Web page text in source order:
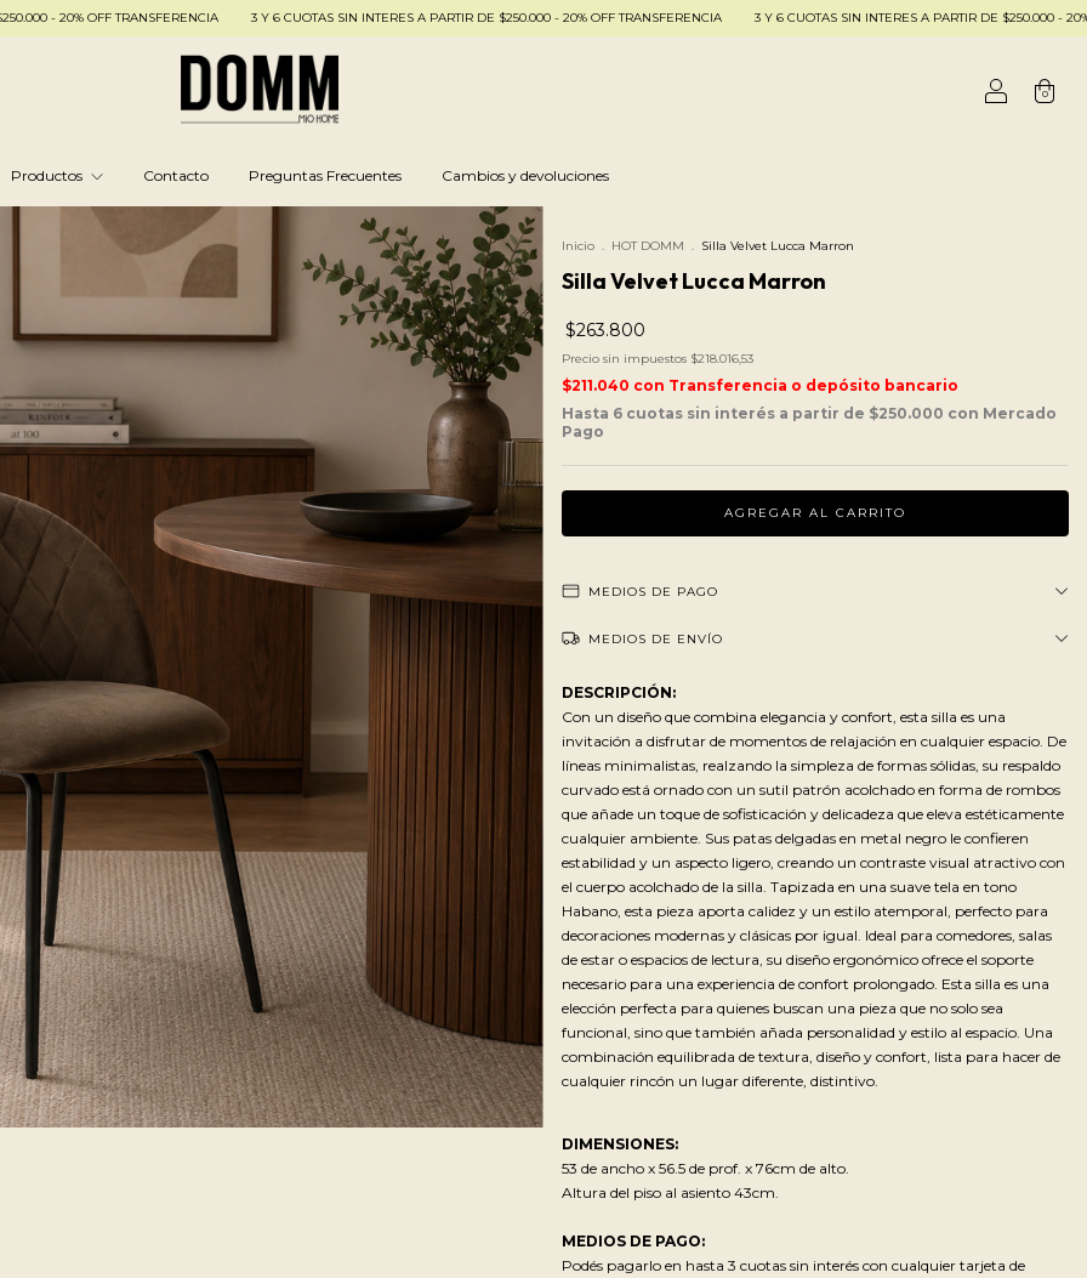
TRANSFERENCIA 3 Y 6 CUOTAS SIN INTERES A PARTIR DE $250.000 - 20% OFF TRANSFERENCIA 3 Y 6 CUOTAS SIN INTERES A PARTIR DE $250.000 - 20% OFF
0
Productos Contacto Preguntas Frecuentes Cambios y devoluciones
Inicio . HOT DOMM . Silla Velvet Lucca Marron
Silla Velvet Lucca Marron
$263.800
Precio sin impuestos $218.016,53
$211.040 con Transferencia o depósito bancario
MEDIOS DE PAGO
MEDIOS DE ENVÍO
DESCRIPCIÓN:
Con un diseño que combina elegancia y confort, esta silla es una
invitación a disfrutar de momentos de relajación en cualquier espacio. De
líneas minimalistas, realzando la simpleza de formas sólidas, su respaldo
curvado está ornado con un sutil patrón acolchado en forma de rombos
que añade un toque de sofisticación y delicadeza que eleva estéticamente
cualquier ambiente. Sus patas delgadas en metal negro le confieren
estabilidad y un aspecto ligero, creando un contraste visual atractivo con
el cuerpo acolchado de la silla. Tapizada en una suave tela en tono
Habano, esta pieza aporta calidez y un estilo atemporal, perfecto para
decoraciones modernas y clásicas por igual. Ideal para comedores, salas
de estar o espacios de lectura, su diseño ergonómico ofrece el soporte
necesario para una experiencia de confort prolongado. Esta silla es una
elección perfecta para quienes buscan una pieza que no solo sea
funcional, sino que también añada personalidad y estilo al espacio. Una
combinación equilibrada de textura, diseño y confort, lista para hacer de
cualquier rincón un lugar diferente, distintivo.
DIMENSIONES:
53 de ancho x 56.5 de prof. x 76cm de alto.
Altura del piso al asiento 43cm.
MEDIOS DE PAGO:
Podés pagarlo en hasta 3 cuotas sin interés con cualquier tarjeta de